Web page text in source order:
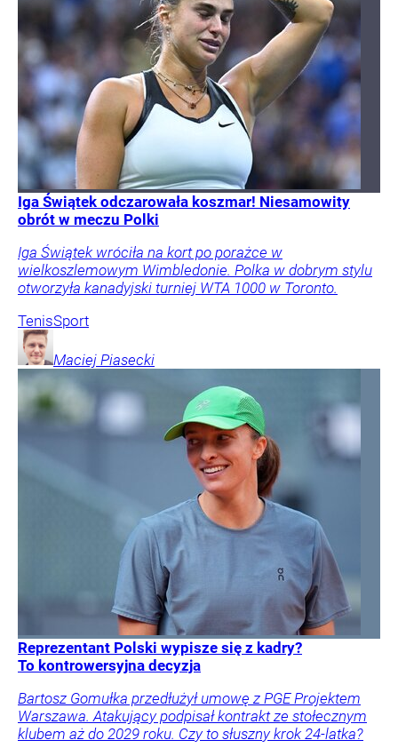
Iga Świątek odczarowała koszmar! Niesamowity
obrót w meczu Polki
Iga Świątek wróciła na kort po porażce w
wielkoszlemowym Wimbledonie. Polka w dobrym stylu
otworzyła kanadyjski turniej WTA 1000 w Toronto.
TenisSport
Maciej Piasecki
Reprezentant Polski wypisze się z kadry?
To kontrowersyjna decyzja
Bartosz Gomułka przedłużył umowę z PGE Projektem
Warszawa. Atakujący podpisał kontrakt ze stołecznym
klubem aż do 2029 roku. Czy to słuszny krok 24-latka?